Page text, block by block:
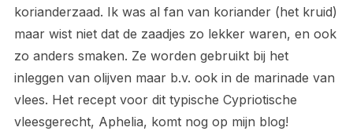
korianderzaad. Ik was al fan van koriander (het kruid)
maar wist niet dat de zaadjes zo lekker waren, en ook
zo anders smaken. Ze worden gebruikt bij het
inleggen van olijven maar b.v. ook in de marinade van
vlees. Het recept voor dit typische Cypriotische
vleesgerecht, Aphelia, komt nog op mijn blog!